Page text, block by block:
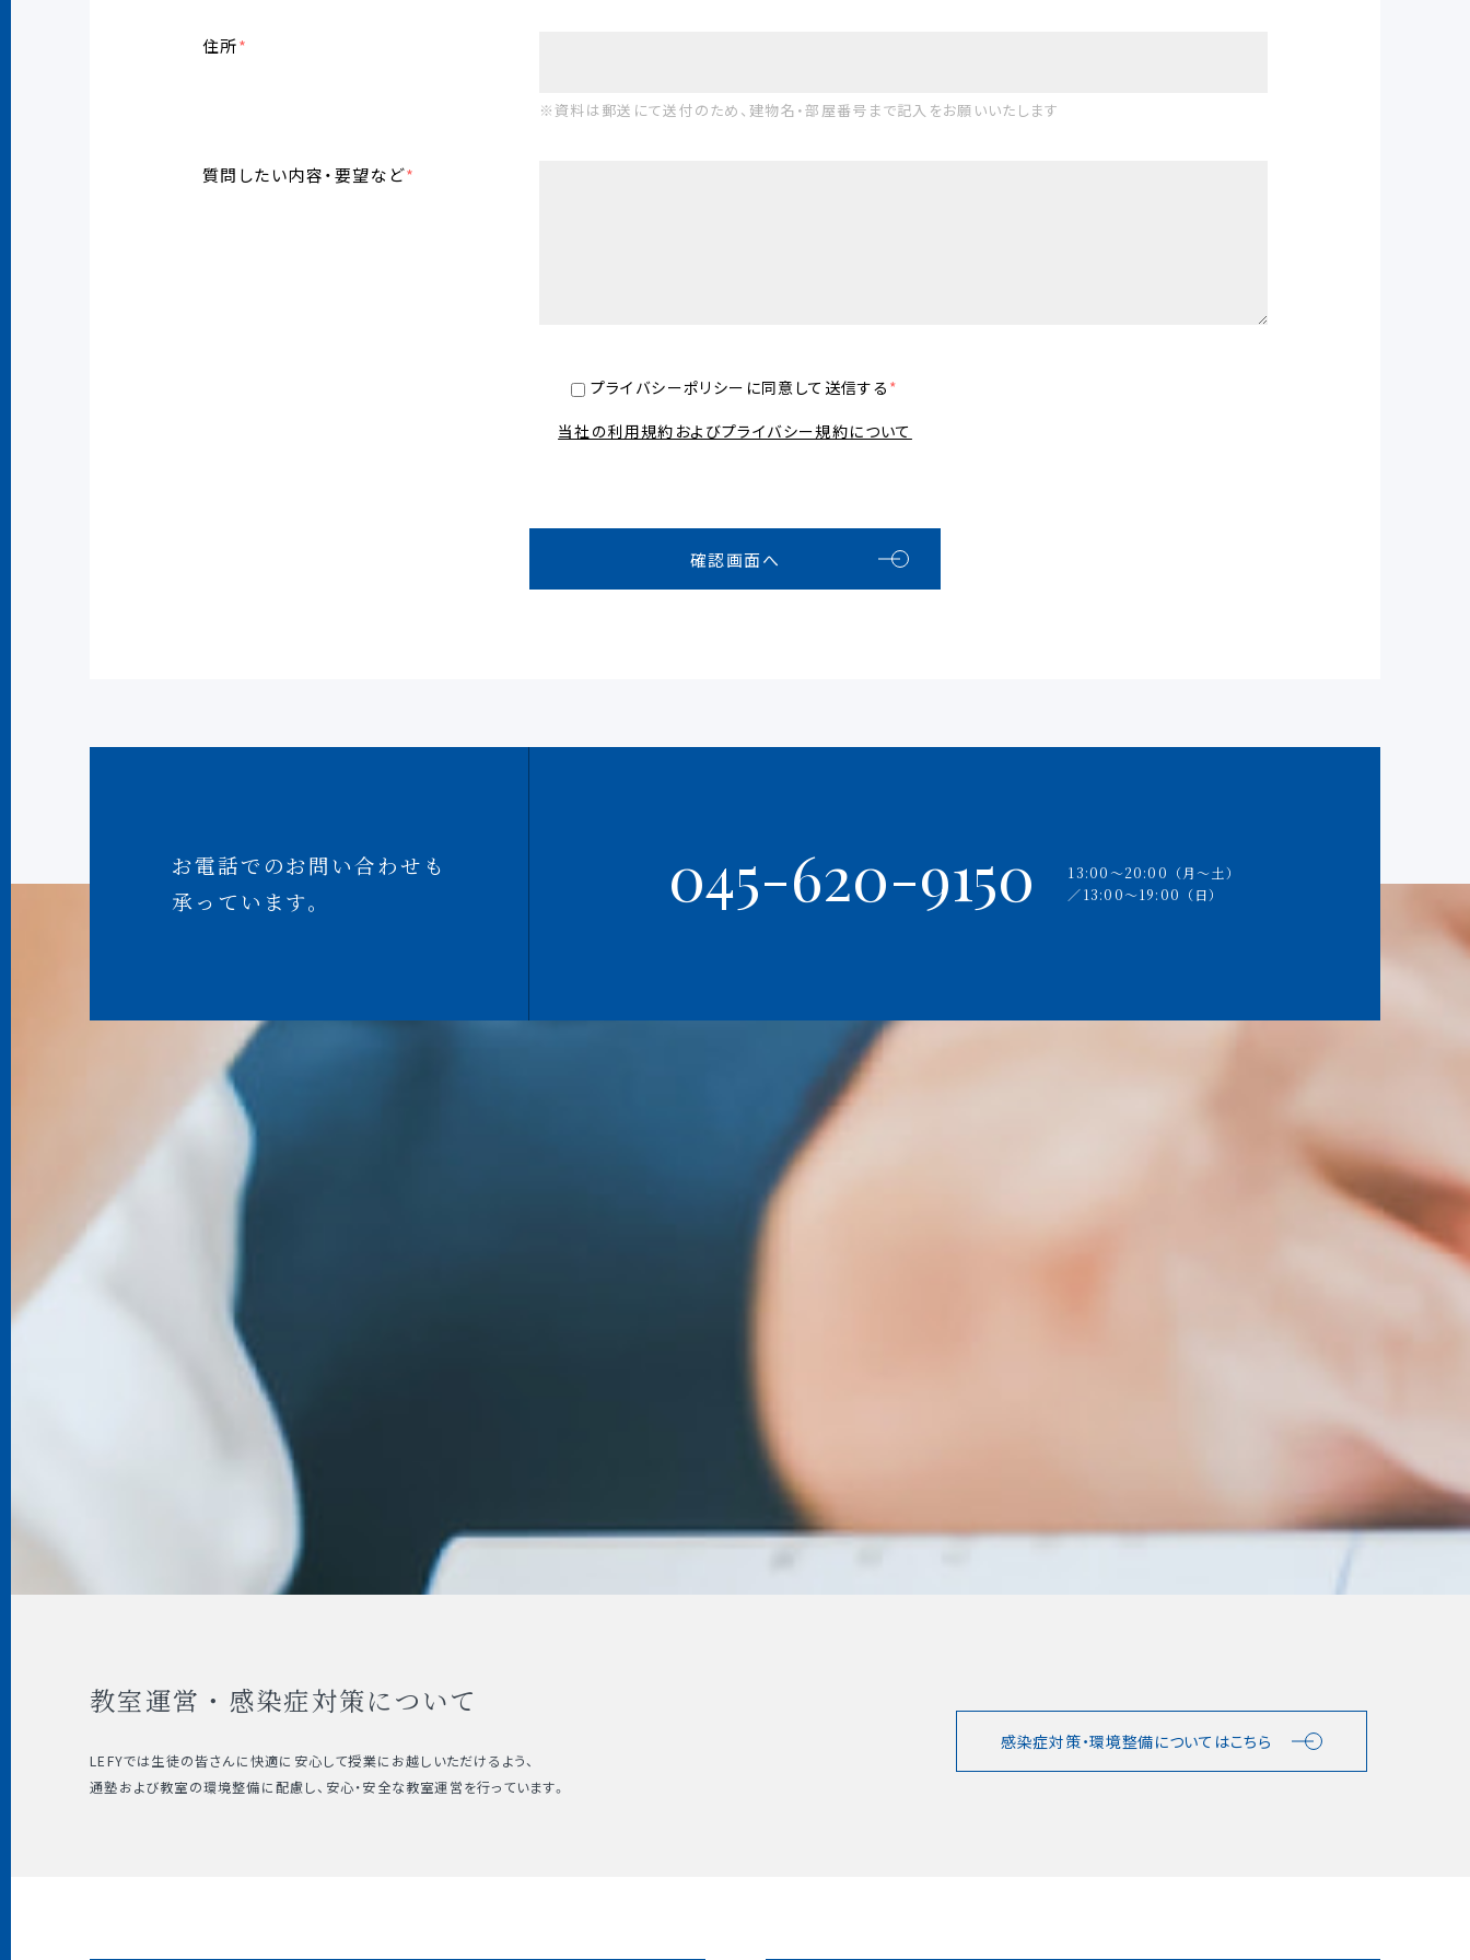
住所*
※資料は郵送にて送付のため、建物名・部屋番号まで記入をお願いいたします
質問したい内容・要望など*
プライバシーポリシーに同意して送信する *
当社の利用規約およびプライバシー規約について
確認画面へ
お電話でのお問い合わせも
承っています。
045-620-9150
13:00〜20:00（⽉〜⼟）
∕13:00〜19:00（⽇）
教室運営・感染症対策について
LEFYでは生徒の皆さんに快適に安心して授業にお越しいただけるよう、
通塾および教室の環境整備に配慮し、安心・安全な教室運営を行っています。
感染症対策・環境整備についてはこちら